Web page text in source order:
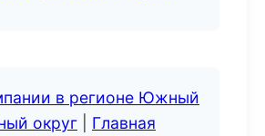
в регионе Южный
округ
Главная